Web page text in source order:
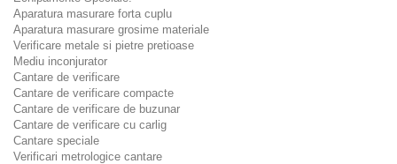
Aparatura masurare forta cuplu
Aparatura masurare grosime materiale
Verificare metale si pietre pretioase
Mediu inconjurator
Cantare de verificare
Cantare de verificare compacte
Cantare de verificare de buzunar
Cantare de verificare cu carlig
Cantare speciale
Verificari metrologice cantare